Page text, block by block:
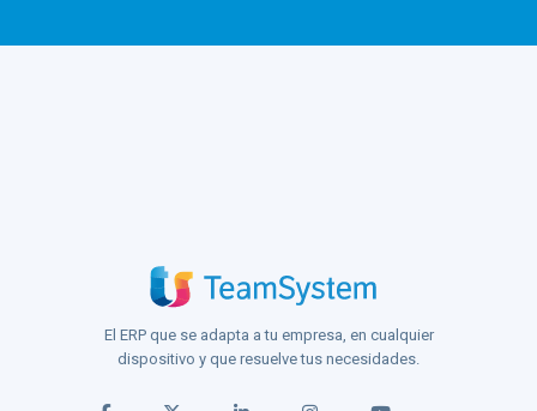
El ERP que se adapta a tu empresa, en cualquier
dispositivo y que resuelve tus necesidades.